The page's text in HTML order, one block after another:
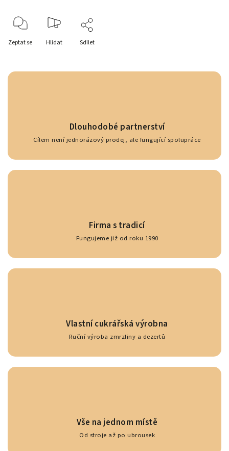
Zeptat se Hlídat Sdílet
Dlouhodobé partnerství
Cílem není jednorázový prodej, ale fungující spolupráce
Firma s tradicí
Fungujeme již od roku 1990
Vlastní cukrářská výrobna
Ruční výroba zmrzliny a dezertů
Vše na jednom místě
Od stroje až po ubrousek